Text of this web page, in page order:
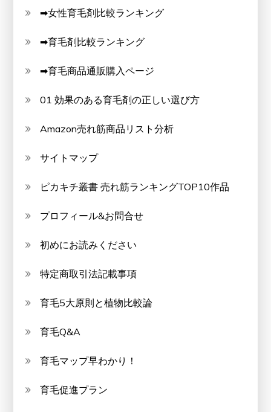
➡女性育毛剤比較ランキング
➡育毛剤比較ランキング
➡育毛商品通販購入ページ
01 効果のある育毛剤の正しい選び方
Amazon売れ筋商品リスト分析
サイトマップ
ピカキチ叢書 売れ筋ランキングTOP10作品
プロフィール&お問合せ
初めにお読みください
特定商取引法記載事項
育毛5大原則と植物比較論
育毛Q&A
育毛マップ早わかり！
育毛促進プラン